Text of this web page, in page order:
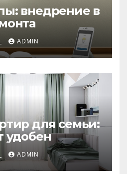
внедрение в
ADMIN
для семьи:
удобен
ADMIN